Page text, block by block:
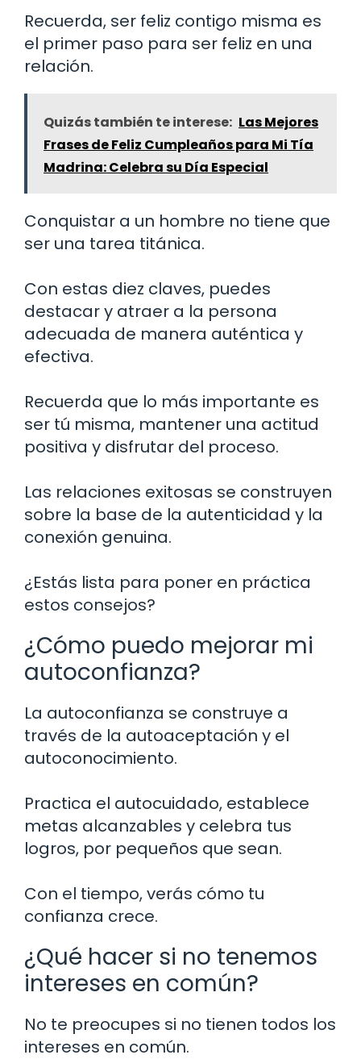
Recuerda, ser feliz contigo misma es
el primer paso para ser feliz en una
relación.
Quizás también te interese: Las Mejores
Frases de Feliz Cumpleaños para Mi Tía
Madrina: Celebra su Día Especial
Conquistar a un hombre no tiene que
ser una tarea titánica.
Con estas diez claves, puedes
destacar y atraer a la persona
adecuada de manera auténtica y
efectiva.
Recuerda que lo más importante es
ser tú misma, mantener una actitud
positiva y disfrutar del proceso.
Las relaciones exitosas se construyen
sobre la base de la autenticidad y la
conexión genuina.
¿Estás lista para poner en práctica
estos consejos?
¿Cómo puedo mejorar mi
autoconfianza?
La autoconfianza se construye a
través de la autoaceptación y el
autoconocimiento.
Practica el autocuidado, establece
metas alcanzables y celebra tus
logros, por pequeños que sean.
Con el tiempo, verás cómo tu
confianza crece.
¿Qué hacer si no tenemos
intereses en común?
No te preocupes si no tienen todos los
intereses en común.